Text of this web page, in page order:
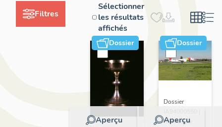
Filtres
Sélectionner
les résultats
affichés
Dossier
Aperçu
Dossier
Aperçu
Dossier
Réalisé par